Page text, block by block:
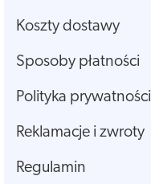
Koszty dostawy
Sposoby płatności
Polityka prywatności
Reklamacje i zwroty
Regulamin